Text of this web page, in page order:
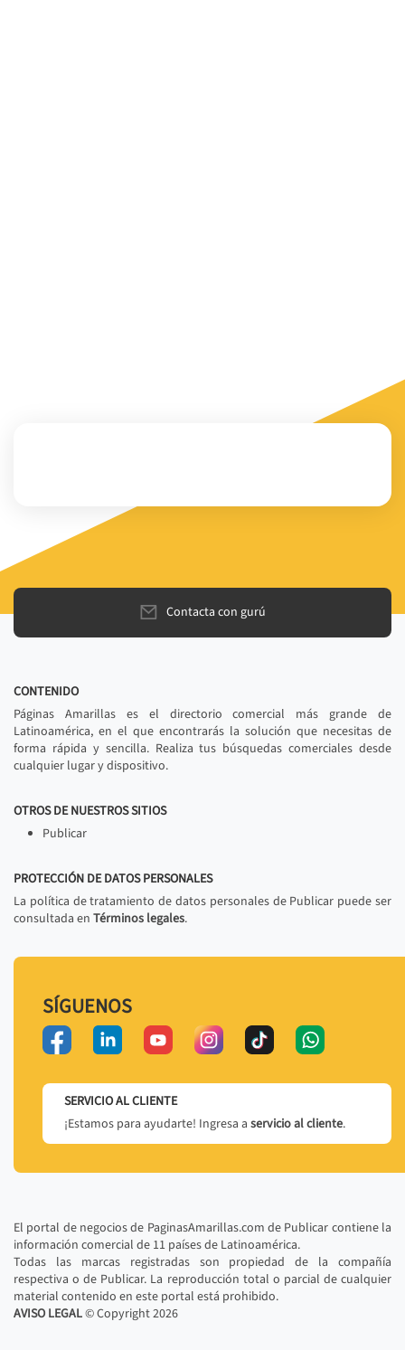
Contacta con gurú
CONTENIDO
Páginas Amarillas es el directorio comercial más grande de
Latinoamérica, en el que encontrarás la solución que necesitas de
forma rápida y sencilla. Realiza tus búsquedas comerciales desde
cualquier lugar y dispositivo.
OTROS DE NUESTROS SITIOS
Publicar
PROTECCIÓN DE DATOS PERSONALES
La política de tratamiento de datos personales de Publicar puede ser
consultada en Términos legales.
SÍGUENOS
SERVICIO AL CLIENTE
¡Estamos para ayudarte! Ingresa a servicio al cliente.
El portal de negocios de PaginasAmarillas.com de Publicar contiene la
información comercial de 11 países de Latinoamérica.
Todas las marcas registradas son propiedad de la compañía
respectiva o de Publicar. La reproducción total o parcial de cualquier
material contenido en este portal está prohibido.
AVISO LEGAL© Copyright2026